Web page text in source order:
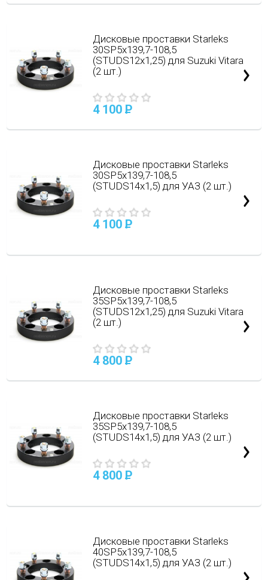
Дисковые проставки Starleks
30SP5х139,7-108,5
(STUDS12х1,25) для Suzuki Vitara
(2 шт.)
4 100 P
Дисковые проставки Starleks
30SP5х139,7-108,5
(STUDS14х1,5) для УАЗ (2 шт.)
4 100 P
Дисковые проставки Starleks
35SP5х139,7-108,5
(STUDS12х1,25) для Suzuki Vitara
(2 шт.)
4 800 P
Дисковые проставки Starleks
35SP5х139,7-108,5
(STUDS14х1,5) для УАЗ (2 шт.)
4 800 P
Дисковые проставки Starleks
40SP5х139,7-108,5
(STUDS14х1,5) для УАЗ (2 шт.)